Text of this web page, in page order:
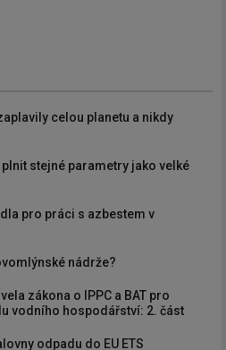
celou planetu a nikdy
stejné parametry jako velké
pro práci s azbestem v
nádrže?
zákona o IPPC a BAT pro
vodního hospodářství: 2. část
odpadu do EU ETS